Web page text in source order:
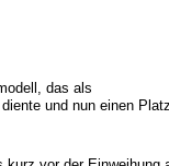
das als
und nun einen